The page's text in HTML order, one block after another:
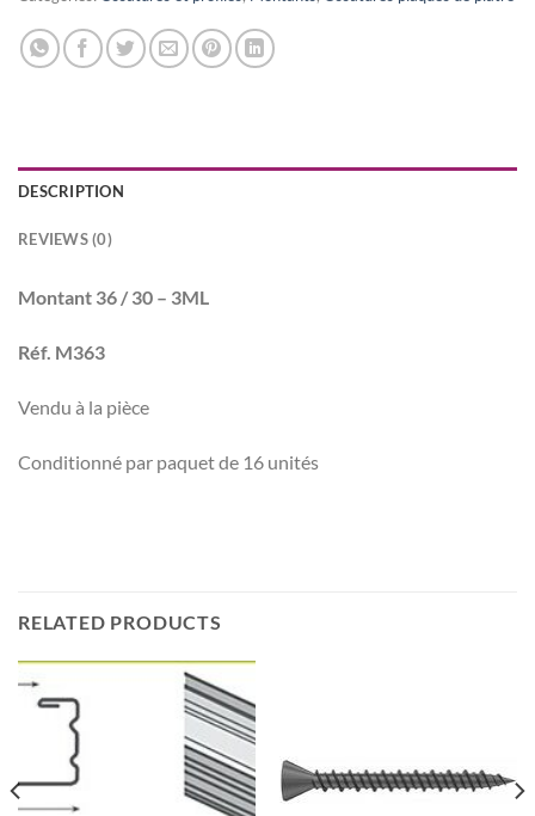
DESCRIPTION
REVIEWS (0)
Montant 36 / 30 – 3ML
Réf. M363
Vendu à la pièce
Conditionné par paquet de 16 unités
RELATED PRODUCTS